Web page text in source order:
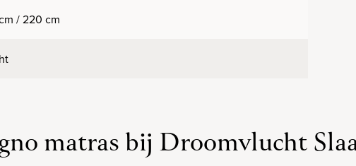
/ 220 cm
matras bij Droomvlucht